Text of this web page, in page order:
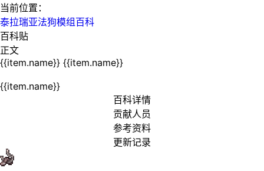
当前位置：
泰拉瑞亚法狗模组百科
百科贴
正文
{{item.name}} {{item.name}}
{{item.name}}
百科详情
贡献人员
参考资料
更新记录